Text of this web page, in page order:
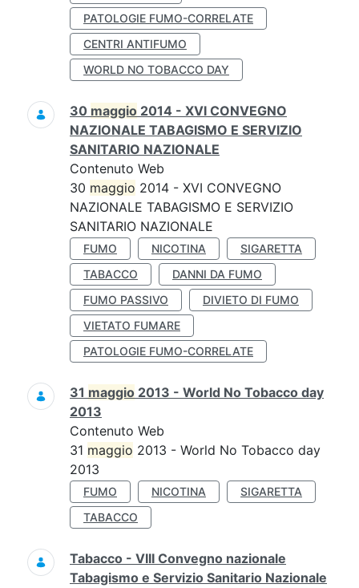
PATOLOGIE FUMO-CORRELATE
CENTRI ANTIFUMO
WORLD NO TOBACCO DAY
30 maggio 2014 - XVI CONVEGNO
NAZIONALE TABAGISMO E SERVIZIO
SANITARIO NAZIONALE
Contenuto Web
30 maggio 2014 - XVI CONVEGNO
NAZIONALE TABAGISMO E SERVIZIO
SANITARIO NAZIONALE
FUMO NICOTINA
SIGARETTA
TABACCO
DANNI DA FUMO
FUMO PASSIVO
DIVIETO DI FUMO
VIETATO FUMARE
PATOLOGIE FUMO-CORRELATE
31 maggio 2013 - World No Tobacco day
2013
Contenuto Web
31 maggio 2013 - World No Tobacco day
2013
FUMO NICOTINA
SIGARETTA
TABACCO
Tabacco - VIII Convegno nazionale
Tabagismo e Servizio Sanitario Nazionale